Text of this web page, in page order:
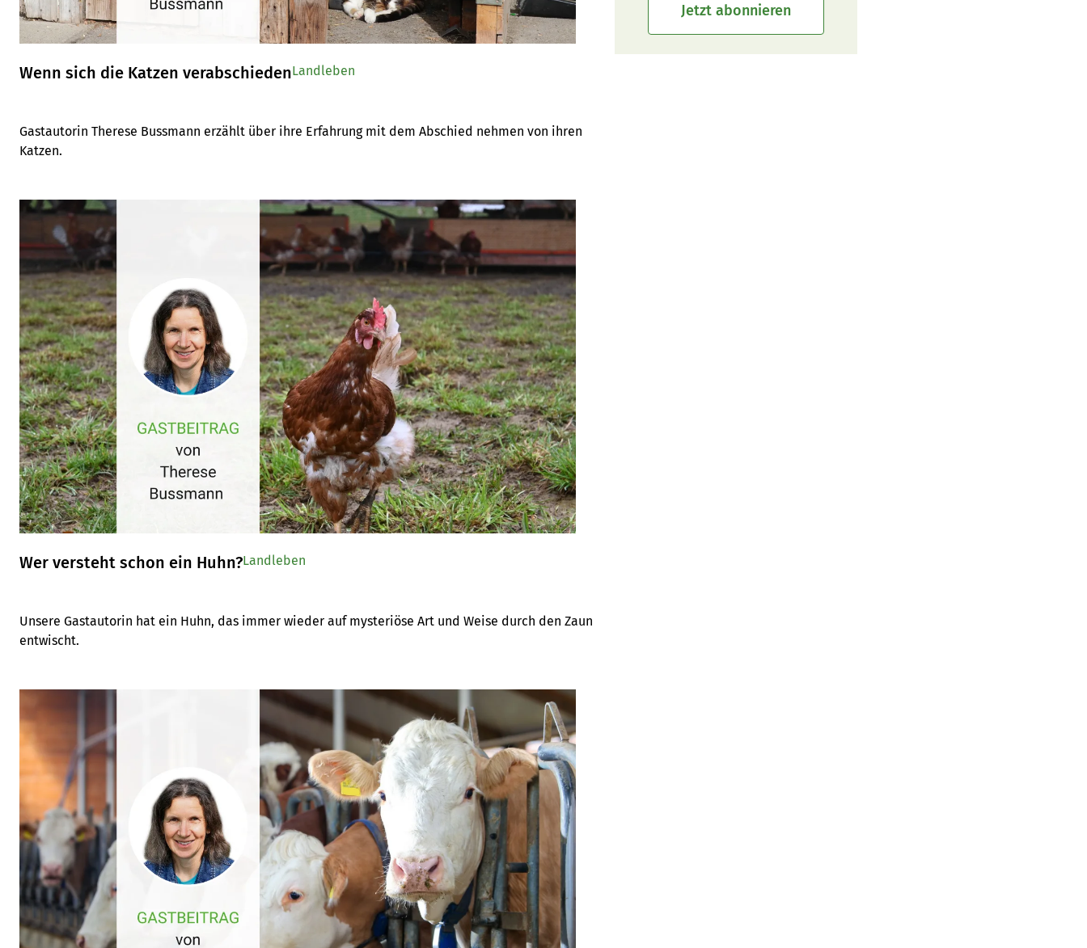
Wenn sich die Katzen verabschieden
Gastautorin Therese Bussmann erzählt über ihre Erfahrung mit dem Abschied nehmen von ihren
Katzen.
Landleben
Wer versteht schon ein Huhn?
Unsere Gastautorin hat ein Huhn, das immer wieder auf mysteriöse Art und Weise durch den Zaun
entwischt.
Landleben
Jetzt abonnieren